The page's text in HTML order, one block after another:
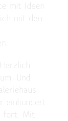
mit Ideen
mit den
Und
einhundert
fort. Mit